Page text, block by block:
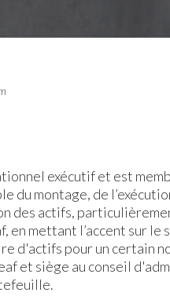
exécutif et est
du montage, de
des actifs,
mettant l’accent sur le
d'actifs pour un certain
et siège au conseil